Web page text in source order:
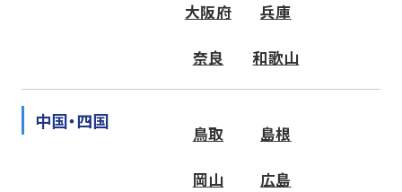
大阪府 兵庫
奈良 和歌山
中国・四国
鳥取 島根
岡山 広島